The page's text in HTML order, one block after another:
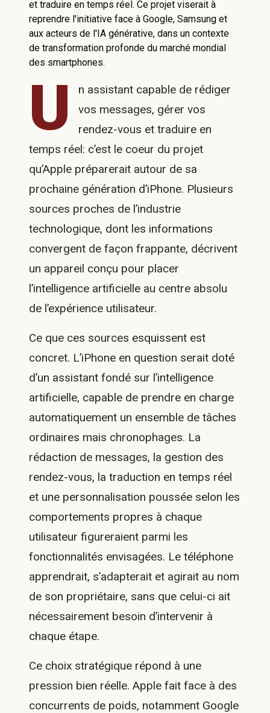
et traduire en temps réel. Ce projet viserait à
reprendre l'initiative face à Google, Samsung et
aux acteurs de l'IA générative, dans un contexte
de transformation profonde du marché mondial
des smartphones.
U
n assistant capable de rédiger
vos messages, gérer vos
rendez-vous et traduire en
temps réel: c’est le coeur du projet
qu’Apple préparerait autour de sa
prochaine génération d’iPhone. Plusieurs
sources proches de l’industrie
technologique, dont les informations
convergent de façon frappante, décrivent
un appareil conçu pour placer
l’intelligence artificielle au centre absolu
de l’expérience utilisateur.
Ce que ces sources esquissent est
concret. L’iPhone en question serait doté
d’un assistant fondé sur l’intelligence
artificielle, capable de prendre en charge
automatiquement un ensemble de tâches
ordinaires mais chronophages. La
rédaction de messages, la gestion des
rendez-vous, la traduction en temps réel
et une personnalisation poussée selon les
comportements propres à chaque
utilisateur figureraient parmi les
fonctionnalités envisagées. Le téléphone
apprendrait, s’adapterait et agirait au nom
de son propriétaire, sans que celui-ci ait
nécessairement besoin d’intervenir à
chaque étape.
Ce choix stratégique répond à une
pression bien réelle. Apple fait face à des
concurrents de poids, notamment Google